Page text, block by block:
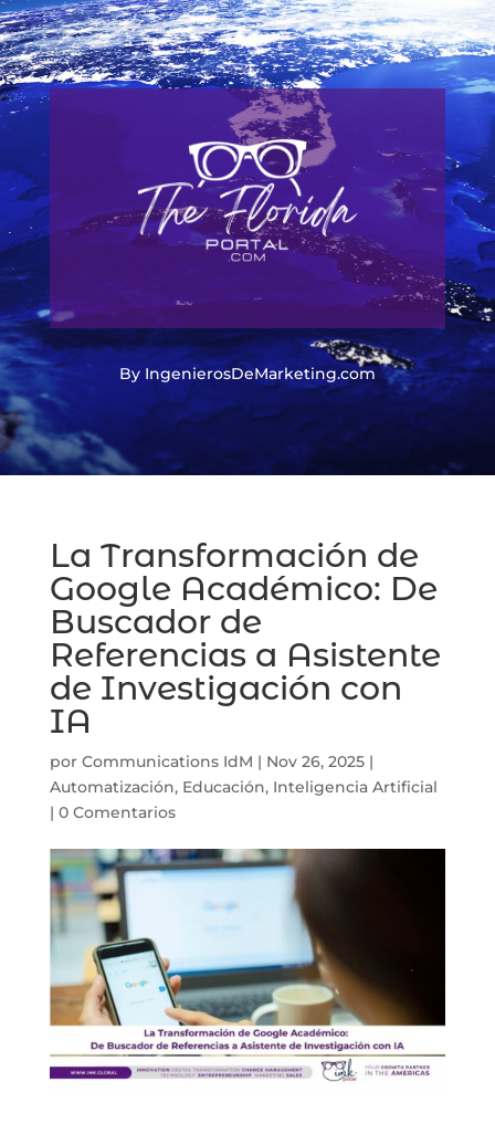
By IngenierosDeMarketing.com
La Transformación de
Google Académico: De
Buscador de
Referencias a Asistente
de Investigación con
IA
por Communications IdM | Nov 26, 2025|
Automatización, Educación, Inteligencia Artificial
| 0 Comentarios